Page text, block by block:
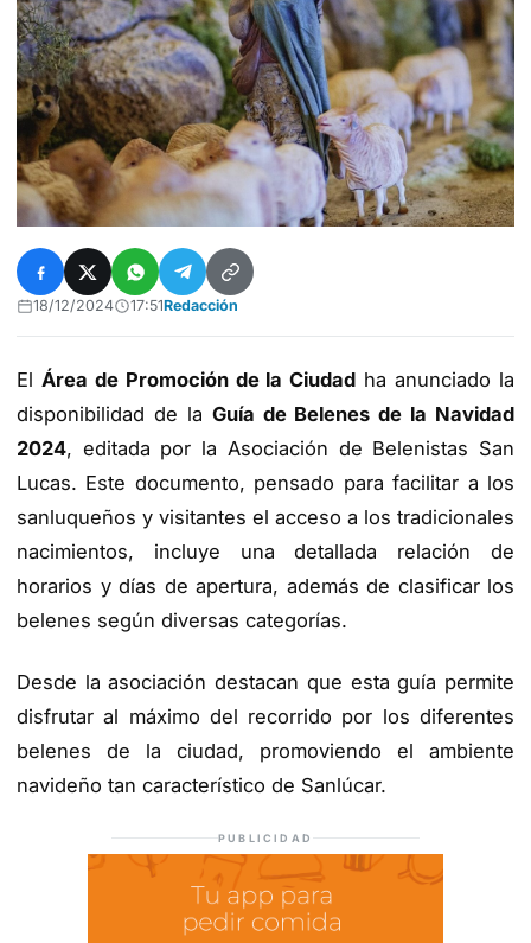
18/12/2024 17:51Redacción
El Área de Promoción de la Ciudad ha anunciado la
disponibilidad de la Guía de Belenes de la Navidad
2024, editada por la Asociación de Belenistas San
Lucas. Este documento, pensado para facilitar a los
sanluqueños y visitantes el acceso a los tradicionales
nacimientos, incluye una detallada relación de
horarios y días de apertura, además de clasificar los
belenes según diversas categorías.
Desde la asociación destacan que esta guía permite
disfrutar al máximo del recorrido por los diferentes
belenes de la ciudad, promoviendo el ambiente
navideño tan característico de Sanlúcar.
PUBLICIDAD